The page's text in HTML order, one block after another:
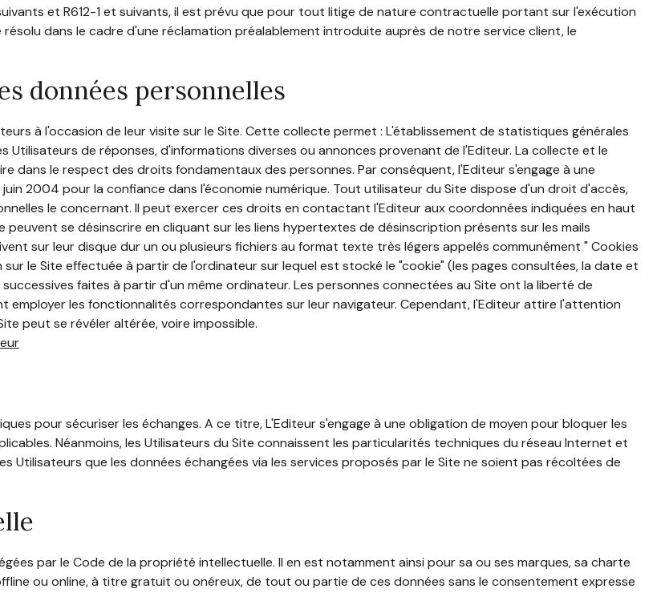
et R612-1 et suivants, il est prévu que pour tout litige de nature contractuelle portant sur l'exécution
dans le cadre d'une réclamation préalablement introduite auprès de notre service client, le
données personnelles
à l'occasion de leur visite sur le Site. Cette collecte permet : L'établissement de statistiques générales
Utilisateurs de réponses, d'informations diverses ou annonces provenant de l'Editeur. La collecte et le
dans le respect des droits fondamentaux des personnes. Par conséquent, l'Editeur s'engage à une
2004 pour la confiance dans l'économie numérique. Tout utilisateur du Site dispose d'un droit d'accès,
le concernant. Il peut exercer ces droits en contactant l'Editeur aux coordonnées indiquées en haut
se désinscrire en cliquant sur les liens hypertextes de désinscription présents sur les mails
sur leur disque dur un ou plusieurs fichiers au format texte très légers appelés communément " Cookies
le Site effectuée à partir de l'ordinateur sur lequel est stocké le "cookie" (les pages consultées, la date et
faites à partir d'un même ordinateur. Les personnes connectées au Site ont la liberté de
employer les fonctionnalités correspondantes sur leur navigateur. Cependant, l'Editeur attire l'attention
peut se révéler altérée, voire impossible.
pour sécuriser les échanges. A ce titre, L'Editeur s'engage à une obligation de moyen pour bloquer les
Néanmoins, les Utilisateurs du Site connaissent les particularités techniques du réseau Internet et
Utilisateurs que les données échangées via les services proposés par le Site ne soient pas récoltées de
par le Code de la propriété intellectuelle. Il en est notamment ainsi pour sa ou ses marques, sa charte
ou online, à titre gratuit ou onéreux, de tout ou partie de ces données sans le consentement expresse